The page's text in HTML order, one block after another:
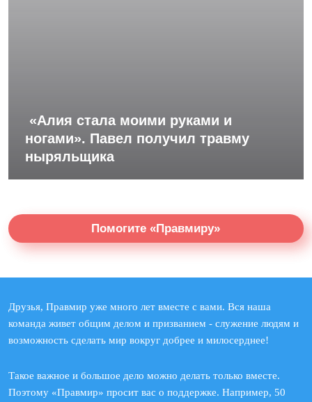
«Алия стала моими руками и
ногами». Павел получил травму
ныряльщика
Помогите «Правмиру»
Друзья, Правмир уже много лет вместе с вами. Вся наша
команда живет общим делом и призванием - служение людям и
возможность сделать мир вокруг добрее и милосерднее!
Такое важное и большое дело можно делать только вместе.
Поэтому «Правмир» просит вас о поддержке. Например, 50